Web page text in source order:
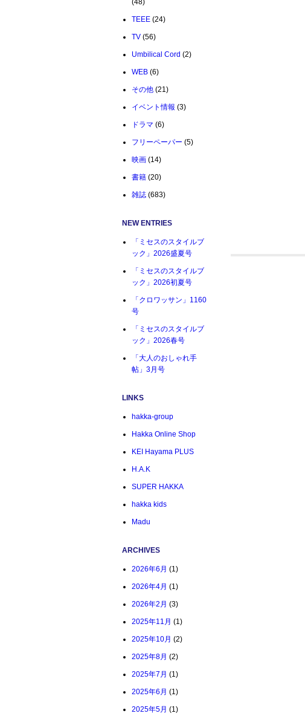
(48)
TEEE (24)
TV (56)
Umbilical Cord (2)
WEB (6)
その他 (21)
イベント情報 (3)
ドラマ (6)
フリーペーパー (5)
映画 (14)
書籍 (20)
雑誌 (683)
NEW ENTRIES
「ミセスのスタイルブ
ック」2026盛夏号
「ミセスのスタイルブ
ック」2026初夏号
「クロワッサン」1160
号
「ミセスのスタイルブ
ック」2026春号
「大人のおしゃれ手
帖」3月号
LINKS
hakka-group
Hakka Online Shop
KEI Hayama PLUS
H.A.K
SUPER HAKKA
hakka kids
Madu
ARCHIVES
2026年6月 (1)
2026年4月 (1)
2026年2月 (3)
2025年11月 (1)
2025年10月 (2)
2025年8月 (2)
2025年7月 (1)
2025年6月 (1)
2025年5月 (1)